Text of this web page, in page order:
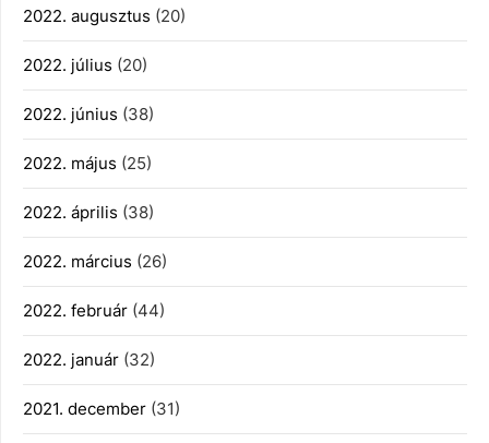
2022. augusztus (20)
2022. július (20)
2022. június (38)
2022. május (25)
2022. április (38)
2022. március (26)
2022. február (44)
2022. január (32)
2021. december (31)